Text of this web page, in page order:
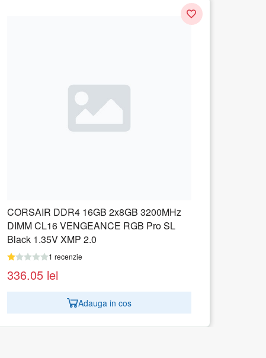
CORSAIR DDR4 32GB 2x16GB 3200MHz
DIMM CL16 VENGEANCE RGB Pro SL
Black 1.35V XMP 2.0